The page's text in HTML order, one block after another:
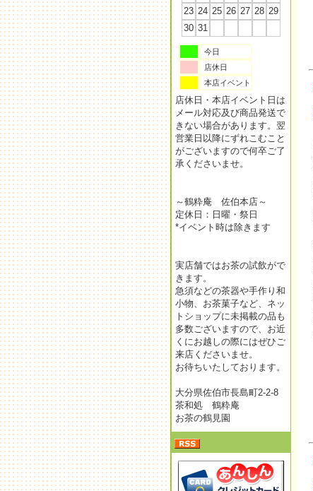
23 24 25 26 27 28 29
30 31
今日
店休日
本店イベント
店休日・本店イベント日は
メール対応及び商品発送で
きない場合があります。翌
営業日以降にずれこむこと
がございますので何卒ご了
承くださいませ。
～鶴粋庵 佐伯本店～
定休日：日曜・祭日
*イベント時は除きます
実店舗ではお茶の試飲がで
きます。
急須などの茶器や手作り和
小物、お茶菓子など、ネッ
トショップに未掲載の品も
多数ございますので、お近
くにお越しの際にはぜひご
来店くださいませ。
お待ちいたしております。
大分県佐伯市長島町2-2-8
茶和処 鶴粋庵
お茶の鶴見園